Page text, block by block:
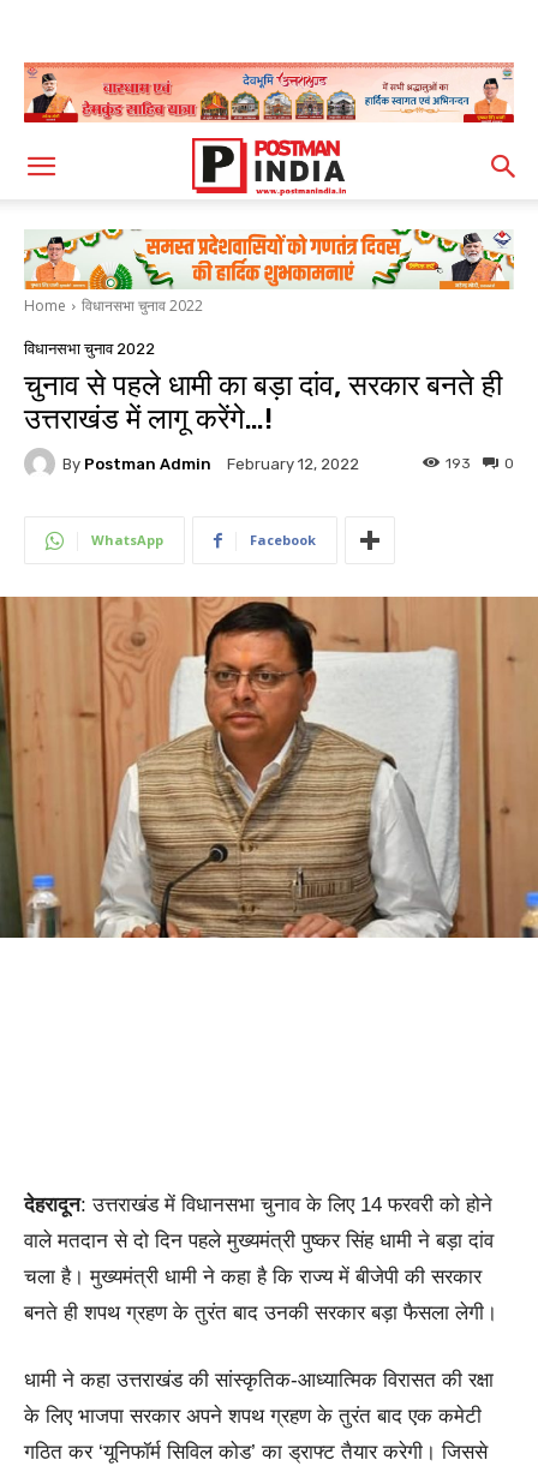
Home विधानसभा चुनाव 2022
विधानसभा चुनाव 2022
चुनाव से पहले धामी का बड़ा दांव, सरकार बनते ही
उत्तराखंड में लागू करेंगे…!
By Postman Admin February 12, 2022 0
193
WhatsApp Facebook
देहरादून: उत्तराखंड में विधानसभा चुनाव के लिए 14 फरवरी को होने
वाले मतदान से दो दिन पहले मुख्यमंत्री पुष्कर सिंह धामी ने बड़ा दांव
चला है। मुख्यमंत्री धामी ने कहा है कि राज्य में बीजेपी की सरकार
बनते ही शपथ ग्रहण के तुरंत बाद उनकी सरकार बड़ा फैसला लेगी।
धामी ने कहा उत्तराखंड की सांस्कृतिक-आध्यात्मिक विरासत की रक्षा
के लिए भाजपा सरकार अपने शपथ ग्रहण के तुरंत बाद एक कमेटी
गठित कर ‘यूनिफॉर्म सिविल कोड’ का ड्राफ्ट तैयार करेगी। जिससे